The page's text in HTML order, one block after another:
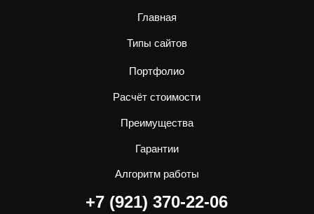
Типы сайтов
Портфолио
Расчёт стоимости
Преимущества
Гарантии
+7 (921) 370-22-06
Главная
Алгоритм работы